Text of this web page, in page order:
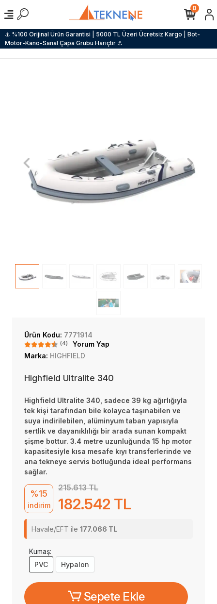
⚓ %100 Orijinal Ürün Garantisi | 5000 TL Üzeri Ücretsiz Kargo | Bot-
Motor-Kano-Sanal Çapa Grubu Hariçtir ⚓
0
Ürün Kodu: 7771914
(4)
Yorum Yap
Marka: HIGHFIELD
Highfield Ultralite 340
Highfield Ultralite 340, sadece 39 kg ağırlığıyla
tek kişi tarafından bile kolayca taşınabilen ve
suya indirilebilen, alüminyum taban yapısıyla
sertlik ve dayanıklılığı bir arada sunan kompakt
şişme bottur. 3.4 metre uzunluğunda 15 hp motor
kapasitesiyle kısa mesafe kıyı transferlerinde ve
ana tekneye servis botluğunda ideal performans
sağlar.
%15
indirim
215.613 TL
182.542 TL
Havale/EFT ile 177.066 TL
Kumaş:
PVC
Hypalon
Sepete Ekle